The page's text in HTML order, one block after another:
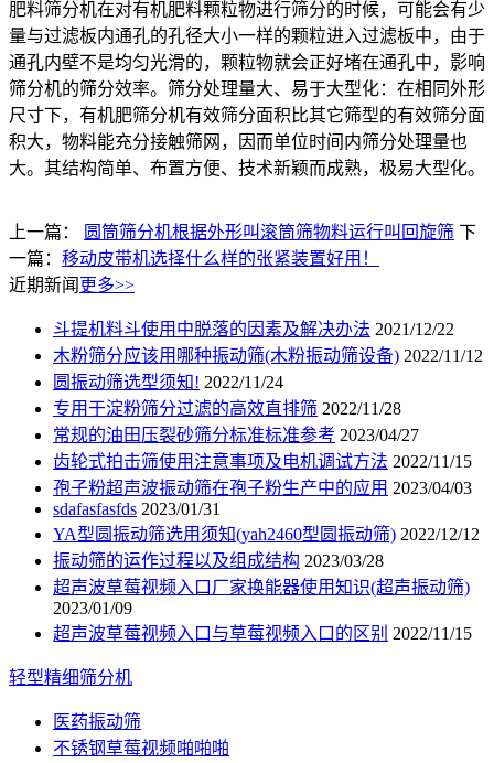
肥料筛分机在对有机肥料颗粒物进行筛分的时候，可能会有少
量与过滤板内通孔的孔径大小一样的颗粒进入过滤板中，由于
通孔内壁不是均匀光滑的，颗粒物就会正好堵在通孔中，影响
筛分机的筛分效率。筛分处理量大、易于大型化：在相同外形
尺寸下，有机肥筛分机有效筛分面积比其它筛型的有效筛分面
积大，物料能充分接触筛网，因而单位时间内筛分处理量也
大。其结构简单、布置方便、技术新颖而成熟，极易大型化。
上一篇： 圆筒筛分机根据外形叫滚筒筛物料运行叫回旋筛 下
一篇： 移动皮带机选择什么样的张紧装置好用！
近期新闻 更多>>
斗提机料斗使用中脱落的因素及解决办法 2021/12/22
木粉筛分应该用哪种振动筛(木粉振动筛设备) 2022/11/12
圆振动筛选型须知! 2022/11/24
专用于淀粉筛分过滤的高效直排筛 2022/11/28
常规的油田压裂砂筛分标准标准参考 2023/04/27
齿轮式拍击筛使用注意事项及电机调试方法 2022/11/15
孢子粉超声波振动筛在孢子粉生产中的应用 2023/04/03
sdafasfasfds 2023/01/31
YA型圆振动筛选用须知(yah2460型圆振动筛) 2022/12/12
振动筛的运作过程以及组成结构 2023/03/28
超声波草莓视频入口厂家换能器使用知识(超声振动筛)
2023/01/09
超声波草莓视频入口与草莓视频入口的区别 2022/11/15
轻型精细筛分机
医药振动筛
不锈钢草莓视频啪啪啪